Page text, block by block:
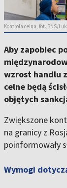
Kontrola celna, fot. BNS/
Aby zapobiec
wzrost handlu
celne będą
objętych
Zwiększone
na granicy z
poinformowały
Wymogi